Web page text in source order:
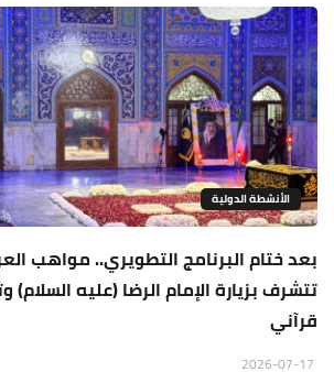
الأنشطة الدولية
بعد ختام البرنامج التطويري.. مواهب
تتشرف بزيارة الإمام الرضا (عليه
قرآني